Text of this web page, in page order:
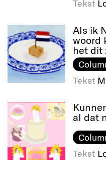
Tekst
Als ik
woord
het dit
Tekst
al dat
Tekst